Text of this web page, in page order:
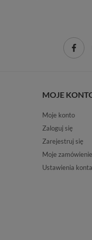
MOJE
Moje konto
Zaloguj się
Zarejestruj się
Moje zamówienie
Ustawienia konta